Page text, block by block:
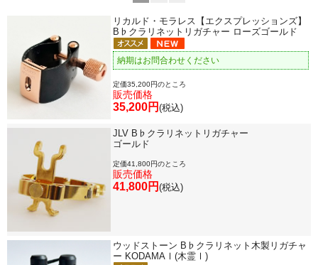
リカルド・モラレス【エクスプレッションズ】
B♭クラリネットリガチャー ローズゴールド
納期はお問合わせください
定価35,200円のところ
販売価格
35,200円 (税込)
JLV B♭クラリネットリガチャー
ゴールド
定価41,800円のところ
販売価格
41,800円 (税込)
ウッドストーン B♭クラリネット木製リガチャ
ー KODAMAⅠ(木霊Ⅰ)